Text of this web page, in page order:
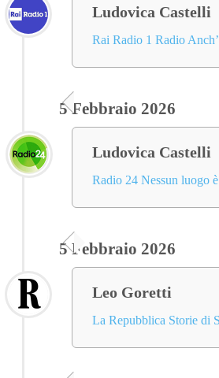
Ludovica Castelli
Rai Radio 1 Radio
5 Febbraio 2026
Ludovica Castelli
Radio 24 Nessun luogo
5 Febbraio 2026
Leo Goretti
La Repubblica Storie di